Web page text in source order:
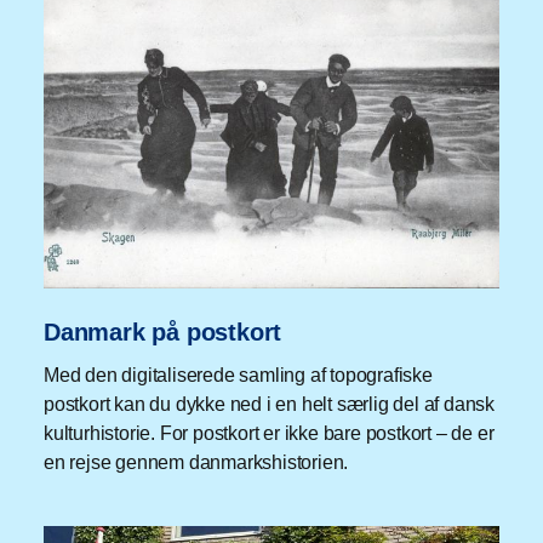
Danmark på postkort
Med den digitaliserede samling af topografiske
postkort kan du dykke ned i en helt særlig del af dansk
kulturhistorie. For postkort er ikke bare postkort – de er
en rejse gennem danmarkshistorien.